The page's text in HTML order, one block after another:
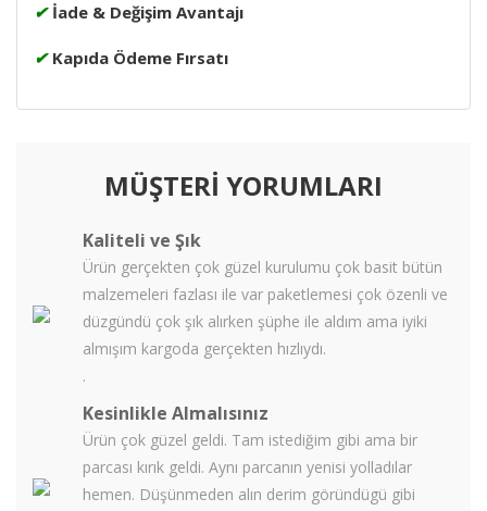
✔ İade & Değişim Avantajı
✔ Kapıda Ödeme Fırsatı
MÜŞTERİ YORUMLARI
Kaliteli ve Şık
Ürün gerçekten çok güzel kurulumu çok basit bütün
malzemeleri fazlası ile var paketlemesi çok özenli ve
düzgündü çok şık alırken şüphe ile aldım ama iyiki
almışım kargoda gerçekten hızlıydı.
.
Kesinlikle Almalısınız
Ürün çok güzel geldi. Tam istediğim gibi ama bir
parcası kırık geldi. Aynı parcanın yenisi yolladılar
hemen. Düşünmeden alın derim göründügü gibi